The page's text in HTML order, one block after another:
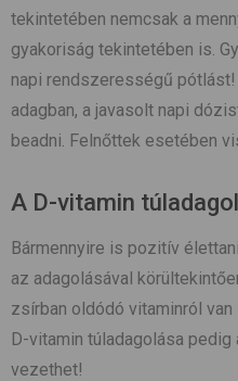
tekintetében nemcsak a
gyakoriság tekintetében is.
napi rendszerességű
adagban, a javasolt napi
beadni. Felnőttek esetében
A D-vitamin
Bármennyire is pozitív
az adagolásával
zsírban oldódó vitaminról
D-vitamin túladagolása
vezethet!